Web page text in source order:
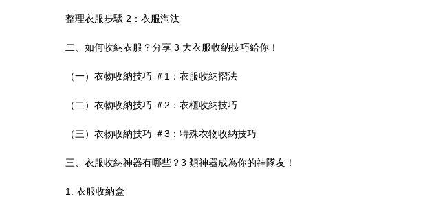
整理衣服步驟 2：衣服淘汰
二、如何收納衣服？分享 3 大衣服收納技巧給你！
（一）衣物收納技巧 ＃1：衣服收納摺法
（二）衣物收納技巧 ＃2：衣櫃收納技巧
（三）衣物收納技巧 ＃3：特殊衣物收納技巧
三、衣服收納神器有哪些？3 類神器成為你的神隊友！
1. 衣服收納盒